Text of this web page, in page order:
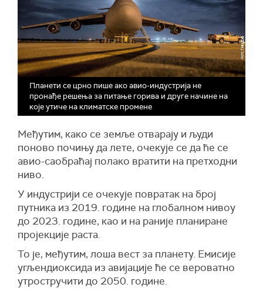
Планети се црно пише ако авио-индустрија не
пронађе решења за питање горива и друге начине на
које утиче на климатске промене
Међутим, како се земље отварају и људи
поново почињу да лете, очекује се да ће се
авио-саобраћај полако вратити на претходни
ниво.
У индустрији се очекује повратак на број
путника из 2019. године на глобалном нивоу
до 2023. године, као и на раније планиране
пројекције раста.
То је, међутим, лоша вест за планету. Емисије
угљендиоксида из авијације ће се вероватно
утростручити до 2050. године.